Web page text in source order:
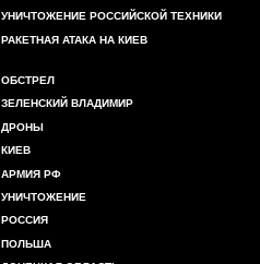
УНИЧТОЖЕНИЕ РОССИЙСКОЙ ТЕХНИКИ
РАКЕТНАЯ АТАКА НА КИЕВ
ОБСТРЕЛ
ЗЕЛЕНСКИЙ ВЛАДИМИР
ДРОНЫ
КИЕВ
АРМИЯ РФ
УНИЧТОЖЕНИЕ
РОССИЯ
ПОЛЬША